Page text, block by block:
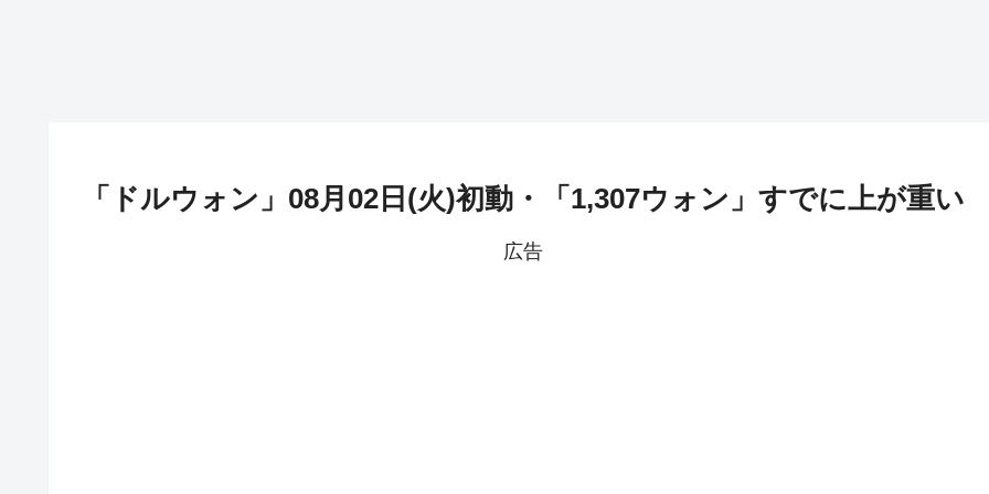
「ドルウォン」08月02日(火)初動・「1,307ウォン」すでに上が重い
広告